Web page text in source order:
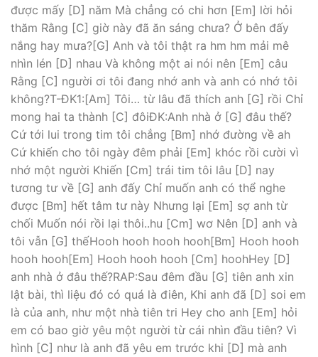
được mấy [D] năm Mà chẳng có chi hơn [Em] lời hỏi
thăm Rằng [C] giờ này đã ăn sáng chưa? Ở bên đấy
nắng hay mưa?[G] Anh và tôi thật ra hm hm mải mê
nhìn lén [D] nhau Và không một ai nói nên [Em] câu
Rằng [C] người ơi tôi đang nhớ anh và anh có nhớ tôi
không?T-ĐK1:[Am] Tôi… từ lâu đã thích anh [G] rồi Chỉ
mong hai ta thành [C] đôiĐK:Anh nhà ở [G] đâu thế?
Cứ tới lui trong tim tôi chẳng [Bm] nhớ đường về ah
Cứ khiến cho tôi ngày đêm phải [Em] khóc rồi cười vì
nhớ một người Khiến [Cm] trái tim tôi lâu [D] nay
tương tư về [G] anh đấy Chỉ muốn anh có thể nghe
được [Bm] hết tâm tư này Nhưng lại [Em] sợ anh từ
chối Muốn nói rồi lại thôi..hu [Cm] wơ Nên [D] anh và
tôi vẫn [G] thếHooh hooh hooh hooh[Bm] Hooh hooh
hooh hooh[Em] Hooh hooh hooh [Cm] hoohHey [D]
anh nhà ở đâu thế?RAP:Sau đêm đầu [G] tiên anh xin
lật bài, thì liệu đó có quá là điên, Khi anh đã [D] soi em
là của anh, như một nhà tiên tri Hey cho anh [Em] hỏi
em có bao giờ yêu một người từ cái nhìn đầu tiên? Vì
hình [C] như là anh đã yêu em trước khi [D] mà anh